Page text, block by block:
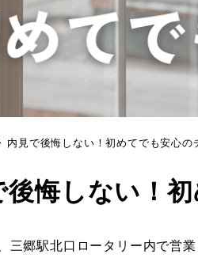
内見で後悔しない！初めてでも安心の
後悔しない！
三郷駅北口ロータリー内で営